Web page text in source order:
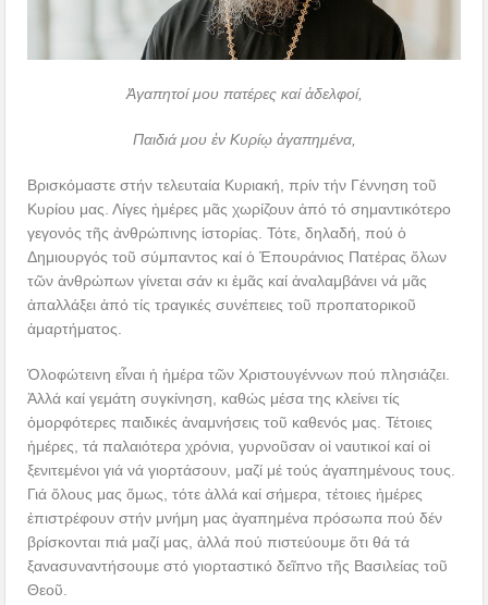
Ἀγαπητοί μου πατέρες καί ἀδελφοί,
Παιδιά μου ἐν Κυρίῳ ἀγαπημένα,
Βρισκόμαστε στήν τελευταία Κυριακή, πρίν τήν Γέννηση τοῦ
Κυρίου μας. Λίγες ἡμέρες μᾶς χωρίζουν ἀπό τό σημαντικότερο
γεγονός τῆς ἀνθρώπινης ἱστορίας. Τότε, δηλαδή, πού ὁ
Δημιουργός τοῦ σύμπαντος καί ὁ Ἐπουράνιος Πατέρας ὅλων
τῶν ἀνθρώπων γίνεται σάν κι ἐμᾶς καί ἀναλαμβάνει νά μᾶς
ἀπαλλάξει ἀπό τίς τραγικές συνέπειες τοῦ προπατορικοῦ
ἁμαρτήματος.
Ὁλοφώτεινη εἶναι ἡ ἡμέρα τῶν Χριστουγέννων πού πλησιάζει.
Ἀλλά καί γεμάτη συγκίνηση, καθώς μέσα της κλείνει τίς
ὀμορφότερες παιδικές ἀναμνήσεις τοῦ καθενός μας. Τέτοιες
ἡμέρες, τά παλαιότερα χρόνια, γυρνοῦσαν οἱ ναυτικοί καί οἱ
ξενιτεμένοι γιά νά γιορτάσουν, μαζί μέ τούς ἀγαπημένους τους.
Γιά ὅλους μας ὅμως, τότε ἀλλά καί σήμερα, τέτοιες ἡμέρες
ἐπιστρέφουν στήν μνήμη μας ἀγαπημένα πρόσωπα πού δέν
βρίσκονται πιά μαζί μας, ἀλλά πού πιστεύουμε ὅτι θά τά
ξανασυναντήσουμε στό γιορταστικό δεῖπνο τῆς Βασιλείας τοῦ
Θεοῦ.